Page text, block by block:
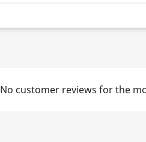
No customer reviews for the